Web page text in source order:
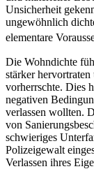
Unsicherheit
ungewöhnlich
elementare
Die Wohndichte
stärker
vorherrschte. Dies
negativen
verlassen wollten.
von
schwieriges
Polizeigewalt
Verlassen ihres